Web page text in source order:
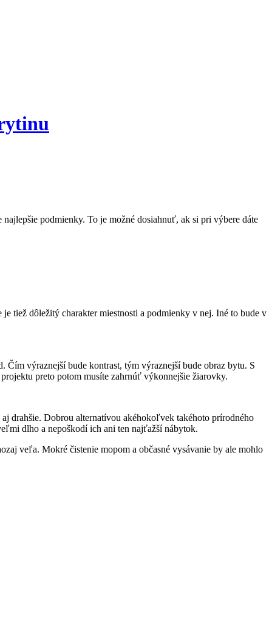
podmienky. To je možné dosiahnuť, ak si pri výbere dáte
tiež dôležitý charakter miestnosti a podmienky v nej. Iné to bude v
výraznejší bude kontrast, tým výraznejší bude obraz bytu. S
preto potom musíte zahrnúť výkonnejšie žiarovky.
drahšie. Dobrou alternatívou akéhokoľvek takéhoto prírodného
dlho a nepoškodí ich ani ten najťažší nábytok.
veľa. Mokré čistenie mopom a občasné vysávanie by ale mohlo